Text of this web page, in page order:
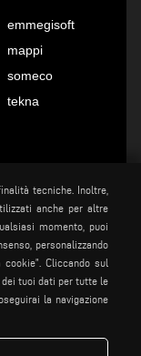
emmegisoft
mappi
someco
tekna
tecniche. Inoltre,
anche per altre
momento, puoi
personalizzando
Cliccando sul
tuoi dati per tutte le
la navigazione